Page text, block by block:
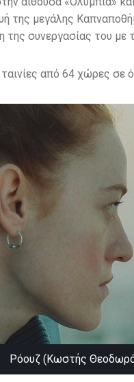
της μεγάλης
συνεργασίας του με
από 64 χώρες σε
Ρόουζ (Κωστής